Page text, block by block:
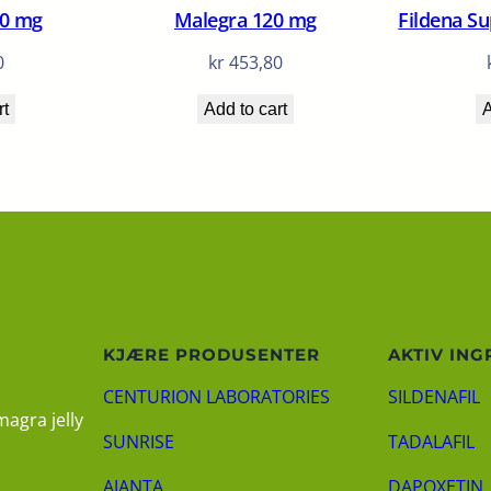
mg Malegra 120 mg
kr453,80
Add to cart
Fildena
jelly
KJÆRE PRODUSENTER
CENTURION LABORATORIES
SUNRISE
AJANTA
AKTIV
SILDENAFIL
TADALAFIL
DAPOXETIN